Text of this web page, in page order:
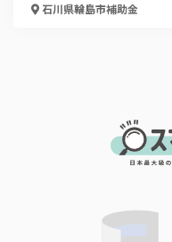
石川県輪島市補助金